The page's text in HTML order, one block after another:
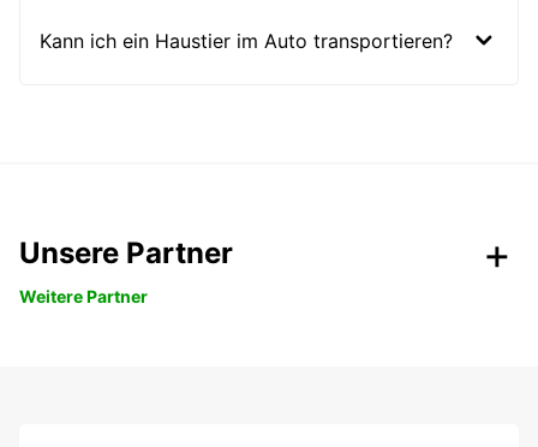
Kann ich ein Haustier im Auto transportieren?
Unsere Partner
Weitere Partner